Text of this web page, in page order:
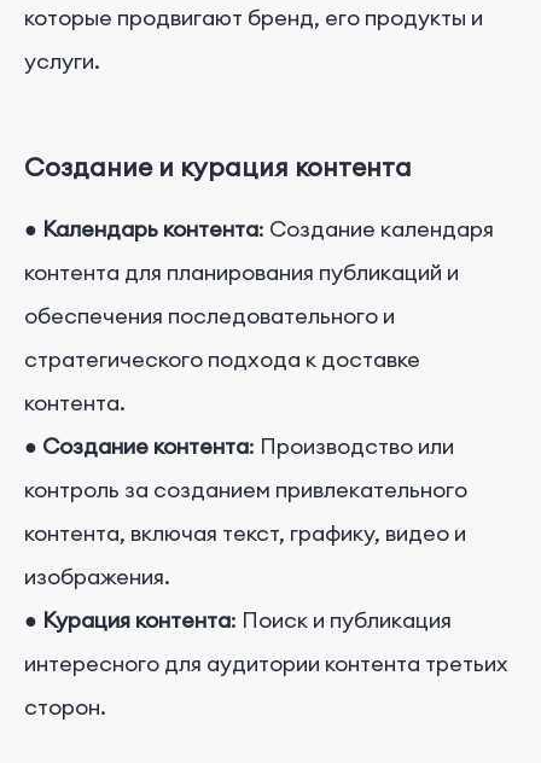
которые продвигают бренд, его продукты и
услуги.
Создание и курация контента
● Календарь контента: Создание календаря
контента для планирования публикаций и
обеспечения последовательного и
стратегического подхода к доставке
контента.
● Создание контента: Производство или
контроль за созданием привлекательного
контента, включая текст, графику, видео и
изображения.
● Курация контента: Поиск и публикация
интересного для аудитории контента третьих
сторон.